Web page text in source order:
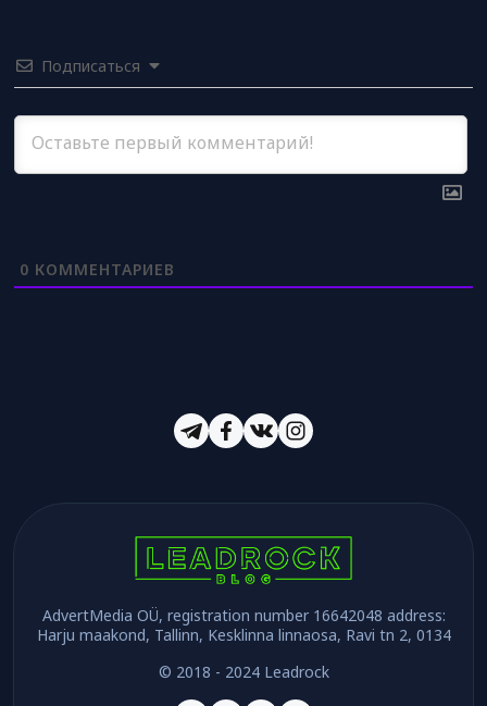
Подписаться
0 КОММЕНТАРИЕВ
AdvertMedia OÜ, registration number 16642048 address:
Harju maakond, Tallinn, Kesklinna linnaosa, Ravi tn 2, 0134
© 2018 - 2024 Leadrock